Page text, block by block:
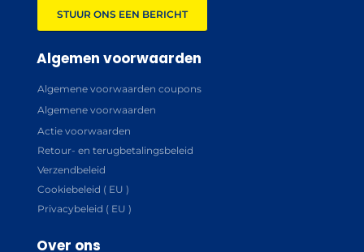
STUUR ONS EEN BERICHT
Algemen voorwaarden
Algemene voorwaarden coupons
Algemene voorwaarden
Actie voorwaarden
Retour- en terugbetalingsbeleid
Verzendbeleid
Cookiebeleid ( EU )
Privacybeleid ( EU )
Over ons